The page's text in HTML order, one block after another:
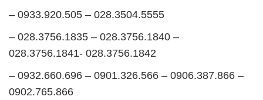
– 0933.920.505 – 028.3504.5555
– 028.3756.1835 – 028.3756.1840 –
028.3756.1841- 028.3756.1842
– 0932.660.696 – 0901.326.566 – 0906.387.866 –
0902.765.866